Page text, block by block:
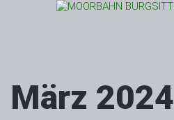
März 2024